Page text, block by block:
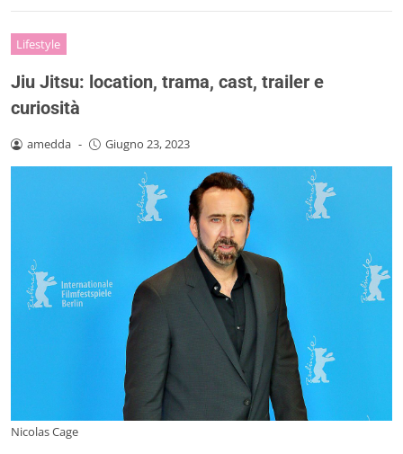
Lifestyle
Jiu Jitsu: location, trama, cast, trailer e
curiosità
amedda - Giugno 23, 2023
Nicolas Cage